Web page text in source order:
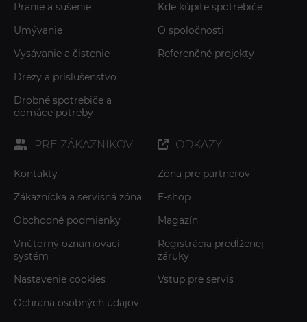
Pranie a sušenie
Umývanie
Vysávanie a čistenie
Drezy a príslušenstvo
Drobné spotrebiče a
domáce potreby
Kde kúpite spotrebiče
O spoločnosti
Referenčné projekty
PRE ZÁKAZNÍKOV
Kontakty
Zákaznícka a servisná zóna
Obchodné podmienky
Vnútorný oznamovací
systém
Nastavenie cookies
Ochrana osobných údajov
ODKAZY
Zóna pre partnerov
E-shop
Magazín
Registrácia predĺženej
záruky
Vstup pre servis